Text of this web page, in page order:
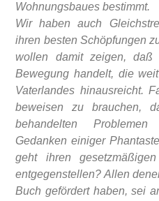
Wohnungsbaues bestimmt.
Wir haben auch
ihren besten Schöpfungen
wollen damit zeigen,
Bewegung handelt, die
Vaterlandes hinausreicht.
beweisen zu brauchen,
behandelten
Gedanken einiger
geht ihren
entgegenstellen? Allen
Buch gefördert haben, sei